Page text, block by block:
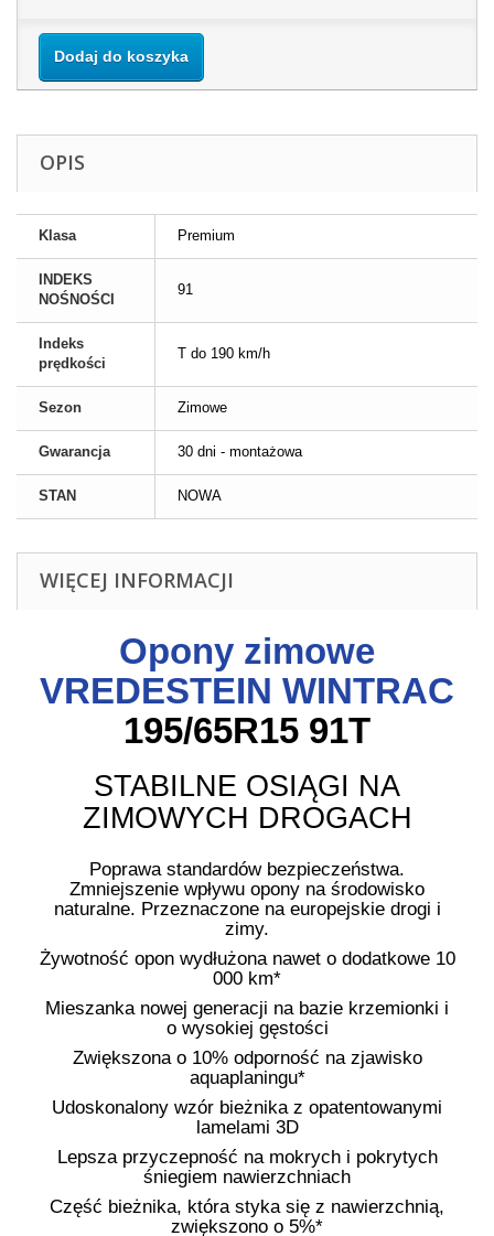
Dodaj do koszyka
OPIS
Klasa Premium
INDEKS
NOŚNOŚCI
91
Indeks
prędkości
T do 190 km/h
Sezon Zimowe
Gwarancja 30 dni - montażowa
STAN NOWA
WIĘCEJ INFORMACJI
Opony zimowe
VREDESTEIN WINTRAC
195/65R15 91T
STABILNE OSIĄGI NA
ZIMOWYCH DROGACH
Poprawa standardów bezpieczeństwa.
Zmniejszenie wpływu opony na środowisko
naturalne. Przeznaczone na europejskie drogi i
zimy.
Żywotność opon wydłużona nawet o dodatkowe 10
000 km*
Mieszanka nowej generacji na bazie krzemionki i
o wysokiej gęstości
Zwiększona o 10% odporność na zjawisko
aquaplaningu*
Udoskonalony wzór bieżnika z opatentowanymi
lamelami 3D
Lepsza przyczepność na mokrych i pokrytych
śniegiem nawierzchniach
Część bieżnika, która styka się z nawierzchnią,
zwiększono o 5%*